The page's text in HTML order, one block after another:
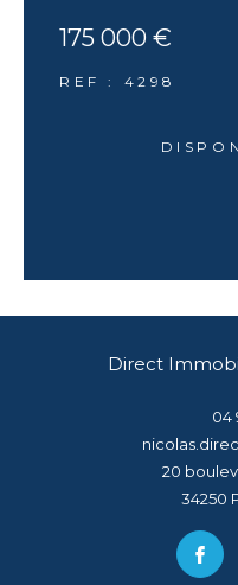
175 000 €
REF : 4298
Direct
04
20
34250